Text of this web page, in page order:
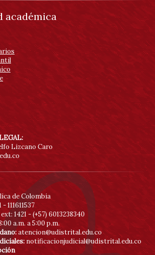
académica
Lizcano Caro
de Colombia
- 111611537
ext: 1421 - (+57) 6013238340
a.m. a 5:00 p.m.
atencion@udistrital.edu.co
notificacionjudicial@udistrital.edu.co